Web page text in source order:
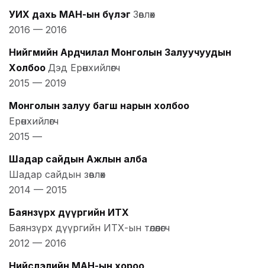
УИХ дахь МАН-ын бүлэг Зөвлөх
2016 — 2016
Нийгмийн Ардчилал Монголын Залуучуудын
Холбоо Дэд Ерөнхийлөгч
2015 — 2019
Монголын залуу багш нарын холбоо
Ерөнхийлөгч
2015 —
Шадар сайдын Ажлын алба
Шадар сайдын зөвлөх
2014 — 2015
Баянзүрх дүүргийн ИТХ
Баянзүрх дүүргийн ИТХ-ын төлөөлөгч
2012 — 2016
Нийслэлийн МАН-ын хороо